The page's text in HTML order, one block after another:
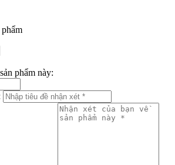
phẩm này: